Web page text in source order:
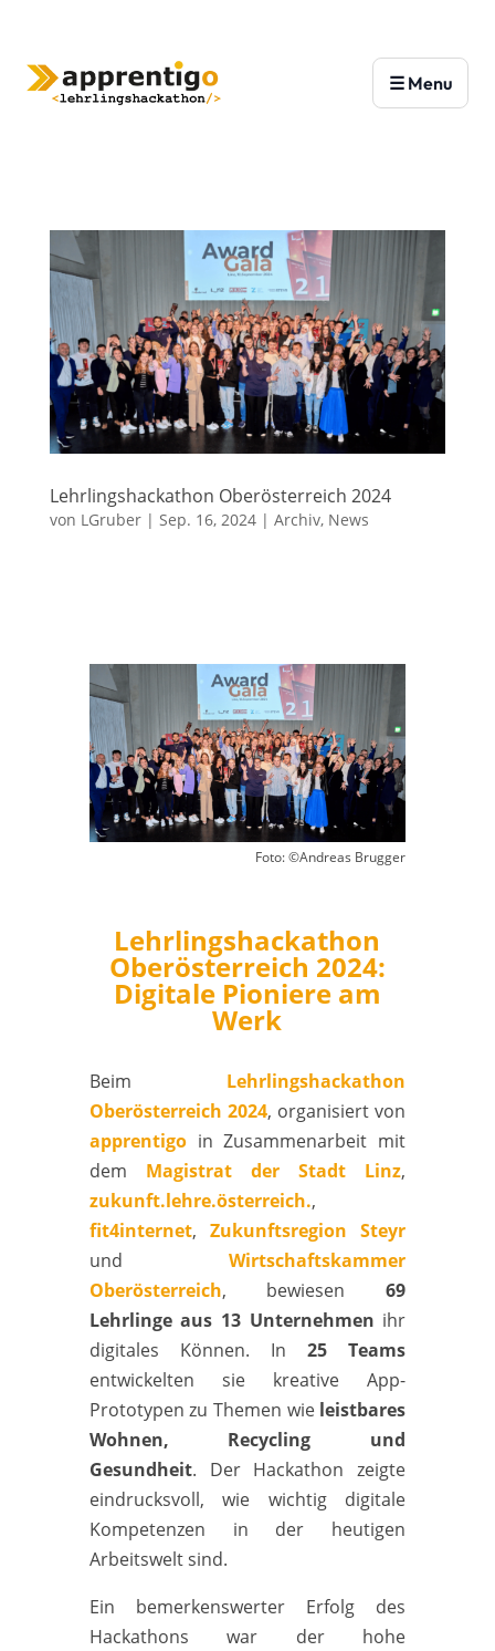
Lehrlingshackathon Oberösterreich 2024
von LGruber| Sep. 16, 2024| Archiv, News
Foto: ©Andreas Brugger
Lehrlingshackathon
Oberösterreich 2024:
Digitale Pioniere am
Werk
Beim Lehrlingshackathon
Oberösterreich 2024, organisiert von
apprentigoin Zusammenarbeit mit
dem Magistrat der Stadt Linz,
zukunft.lehre.österreich.,
fit4internet, Zukunftsregion Steyr
undWirtschaftskammer
Oberösterreich, bewiesen69
Lehrlinge aus 13 Unternehmen ihr
digitales Können. In25 Teams
entwickelten sie kreative App-
Prototypen zu Themen wie leistbares
Wohnen, Recycling und
Gesundheit. Der Hackathon zeigte
eindrucksvoll, wie wichtig digitale
Kompetenzen in der heutigen
Arbeitswelt sind.
Ein bemerkenswerter Erfolg des
Hackathons war der hohe